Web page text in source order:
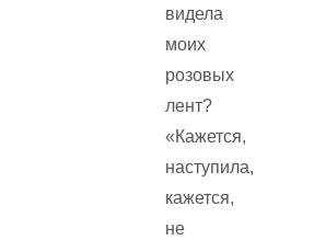
видела
моих
розовых
лент?
«Кажется,
наступила,
кажется,
не